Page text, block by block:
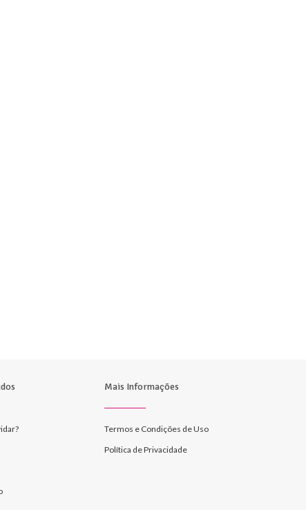
Mais Informações
Termos e Condições de Uso
Política de Privacidade